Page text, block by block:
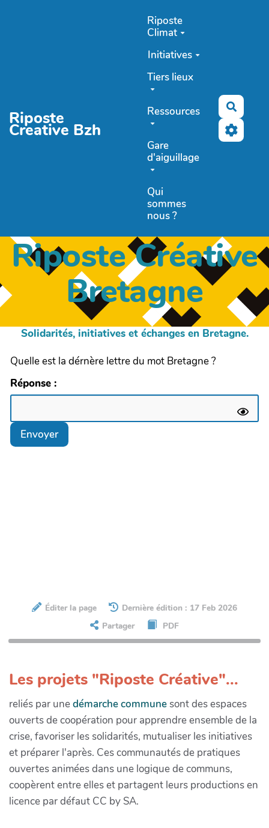
Riposte
Creative Bzh
Riposte
Climat
Initiatives
Tiers lieux
Ressources
Gare
d'aiguillage
Qui
sommes
nous ?
Riposte Créative
Bretagne
Solidarités, initiatives et échanges en Bretagne.
Quelle est la dérnère lettre du mot Bretagne ?
Réponse :
Envoyer
Éditer la page
Dernière édition : 17 Feb 2026
Partager
PDF